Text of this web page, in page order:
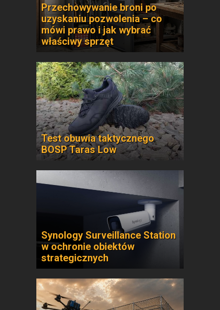
Przechowywanie broni po
uzyskaniu pozwolenia – co
mówi prawo i jak wybrać
właściwy sprzęt
Test obuwia taktycznego
BOSP Taras Low
Synology Surveillance Station
w ochronie obiektów
strategicznych